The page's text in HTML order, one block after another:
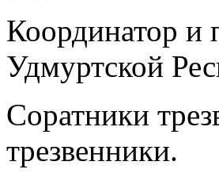
Координатор и
Удмуртской
Соратники
трезвенники.